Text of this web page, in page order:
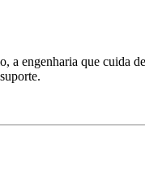
a engenharia que cuida